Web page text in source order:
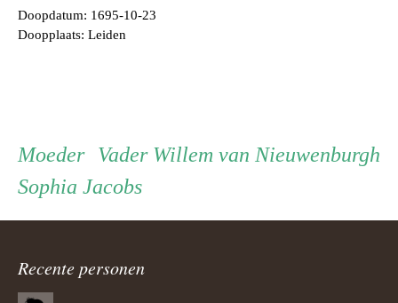
Doopdatum: 1695-10-23
Doopplaats: Leiden
Persoon
ouder
navigatie
Vader Vader
Willem van Nieuwenburgh
MoederMoeder
Sophia Jacobs
Recente personen